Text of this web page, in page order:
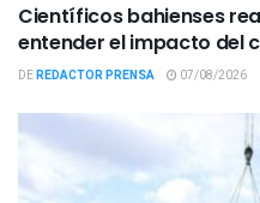
Científicos bahienses
entender el impacto del
DEREDACTOR PRENSA 07/08/2026